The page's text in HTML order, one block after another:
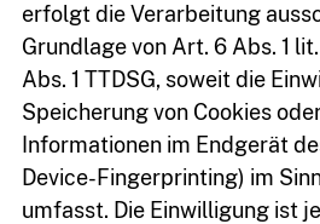
erfolgt die Verarbeitung
Grundlage von Art. 6 Abs. 1
Abs. 1 TTDSG, soweit die
Speicherung von Cookies
Informationen im Endgerät
Device-Fingerprinting) im
umfasst. Die Einwilligung ist